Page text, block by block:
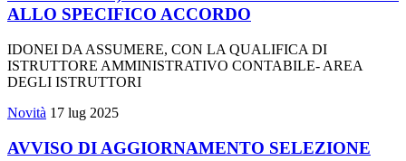
ALLO SPECIFICO ACCORDO
IDONEI DA ASSUMERE, CON LA QUALIFICA DI
ISTRUTTORE AMMINISTRATIVO CONTABILE- AREA
DEGLI ISTRUTTORI
Novità 17 lug 2025
AVVISO DI AGGIORNAMENTO SELEZIONE